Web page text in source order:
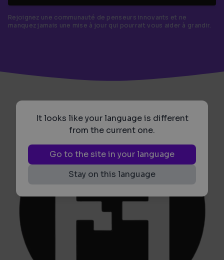
It looks like your language is different
from the current one.
Go to the site in your language
Stay on this language
Rejoignez une communauté de penseurs innovants et ne
manquez jamais une mise à jour qui pourrait vous aider à grandir.